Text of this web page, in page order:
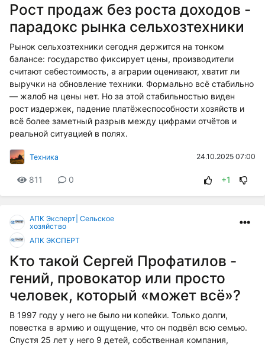
Рост продаж без роста доходов -
парадокс рынка сельхозтехники
Рынок сельхозтехники сегодня держится на тонком
балансе: государство фиксирует цены, производители
считают себестоимость, а аграрии оценивают, хватит ли
выручки на обновление техники. Формально всё стабильно
— жалоб на цены нет. Но за этой стабильностью виден
рост издержек, падение платёжеспособности хозяйств и
всё более заметный разрыв между цифрами отчётов и
реальной ситуацией в полях.
Техника 24.10.2025 07:00
811 0 +1
АПК Эксперт| Сельское
хозяйство
АПК ЭКСПЕРТ
Кто такой Сергей Профатилов -
гений, провокатор или просто
человек, который «может всё»?
В 1997 году у него не было ни копейки. Только долги,
повестка в армию и ощущение, что он подвёл всю семью.
Спустя 25 лет у него 9 детей, собственная компания,